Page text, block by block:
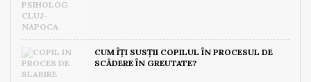
CUM ÎȚI SUSȚII COPILUL ÎN PROCESUL DE
SCĂDERE ÎN GREUTATE?